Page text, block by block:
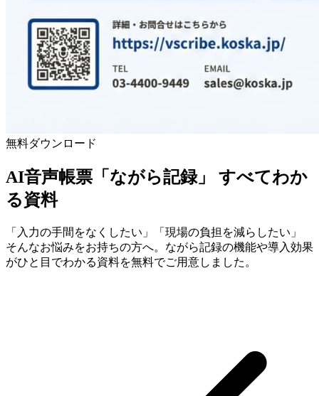
無料ダウンロード
AI音声帳票「ながら記録」 すべてわか
る資料
「入力の手間をなくしたい」「現場の負担を減らしたい」
そんなお悩みをお持ちの方へ。ながら記録の機能や導入効果
がひと目でわかる資料を無料でご用意しました。